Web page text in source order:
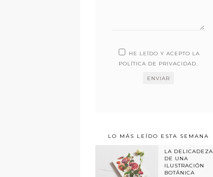
HE LEÍDO Y ACEPTO LA
POLÍTICA DE PRIVACIDAD.
LO MÁS LEÍDO ESTA SEMANA
LA DELICADEZA
DE UNA
ILUSTRACIÓN
BOTÁNICA